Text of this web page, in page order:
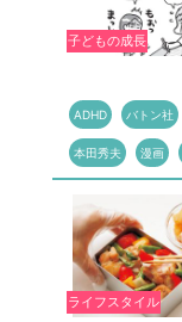
子どもの成長
ADHD バトン社
本田秀夫 漫画
ライフスタイル